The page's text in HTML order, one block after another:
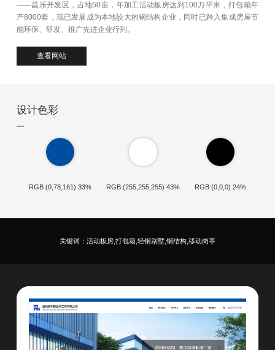
——昌乐开发区，占地50亩，年加工活动板房达到100万平米，打包箱年
产8000套，现已发展成为本地较大的钢结构企业，同时已跨入集成房屋节
能环保、研发、推广先进企业行列。
查看网站
设计色彩
RGB (0,78,161) 33% RGB (255,255,255) 43% RGB (0,0,0) 24%
关键词：活动板房,打包箱,轻钢别墅,钢结构,移动岗亭